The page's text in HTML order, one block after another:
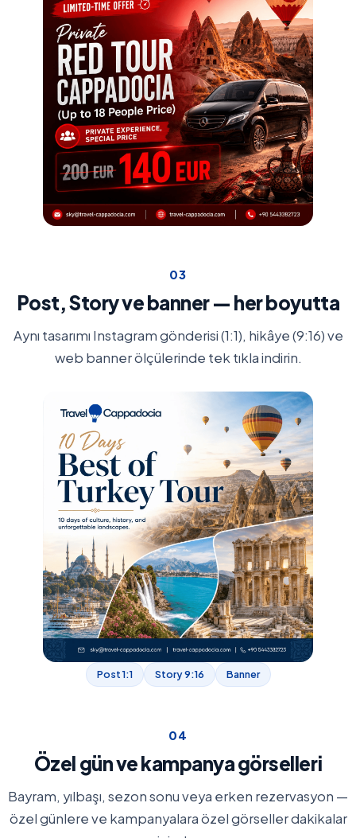
03
Post, Story ve banner — her boyutta
Aynı tasarımı Instagram gönderisi (1:1), hikâye (9:16) ve
web banner ölçülerinde tek tıkla indirin.
Post 1:1 Story 9:16 Banner
04
Özel gün ve kampanya görselleri
Bayram, yılbaşı, sezon sonu veya erken rezervasyon —
özel günlere ve kampanyalara özel görseller dakikalar